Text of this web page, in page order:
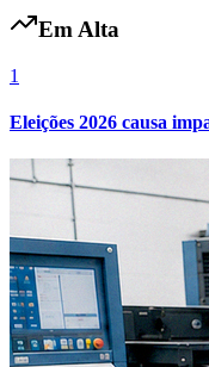
Internacional
Em Alta
1
Eleições 2026 causa